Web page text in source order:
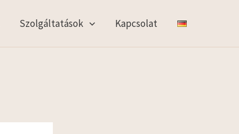
Szolgáltatások Kapcsolat